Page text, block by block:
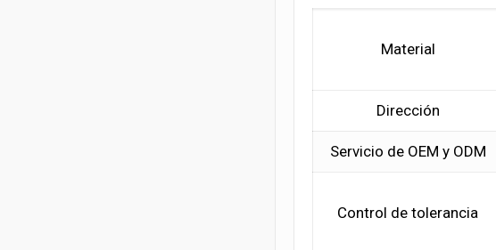
Material
Dirección
Servicio de OEM y ODM
Control de tolerancia